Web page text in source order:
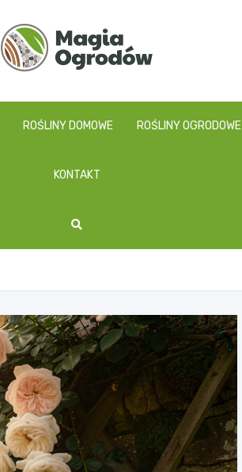
magiaogrodow.pl
ROŚLINY DOMOWE ROŚLINY OGRODOWE
KONTAKT